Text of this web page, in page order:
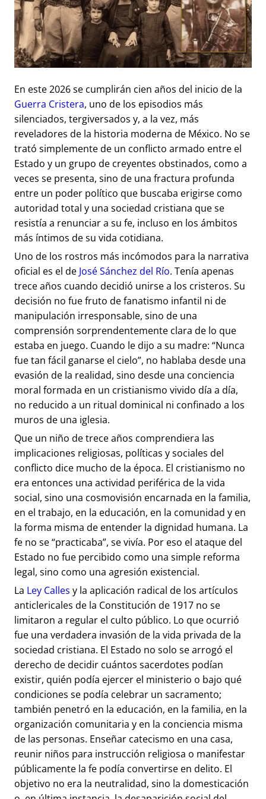
En este 2026 se cumplirán cien años del inicio de la
Guerra Cristera, uno de los episodios más
silenciados, tergiversados y, a la vez, más
reveladores de la historia moderna de México. No se
trató simplemente de un conflicto armado entre el
Estado y un grupo de creyentes obstinados, como a
veces se presenta, sino de una fractura profunda
entre un poder político que buscaba erigirse como
autoridad total y una sociedad cristiana que se
resistía a renunciar a su fe, incluso en los ámbitos
más íntimos de su vida cotidiana.
Uno de los rostros más incómodos para la narrativa
oficial es el de José Sánchez del Río. Tenía apenas
trece años cuando decidió unirse a los cristeros. Su
decisión no fue fruto de fanatismo infantil ni de
manipulación irresponsable, sino de una
comprensión sorprendentemente clara de lo que
estaba en juego. Cuando le dijo a su madre: “Nunca
fue tan fácil ganarse el cielo”, no hablaba desde una
evasión de la realidad, sino desde una conciencia
moral formada en un cristianismo vivido día a día,
no reducido a un ritual dominical ni confinado a los
muros de una iglesia.
Que un niño de trece años comprendiera las
implicaciones religiosas, políticas y sociales del
conflicto dice mucho de la época. El cristianismo no
era entonces una actividad periférica de la vida
social, sino una cosmovisión encarnada en la familia,
en el trabajo, en la educación, en la comunidad y en
la forma misma de entender la dignidad humana. La
fe no se “practicaba”, se vivía. Por eso el ataque del
Estado no fue percibido como una simple reforma
legal, sino como una agresión existencial.
La Ley Calles y la aplicación radical de los artículos
anticlericales de la Constitución de 1917 no se
limitaron a regular el culto público. Lo que ocurrió
fue una verdadera invasión de la vida privada de la
sociedad cristiana. El Estado no solo se arrogó el
derecho de decidir cuántos sacerdotes podían
existir, quién podía ejercer el ministerio o bajo qué
condiciones se podía celebrar un sacramento;
también penetró en la educación, en la familia, en la
organización comunitaria y en la conciencia misma
de las personas. Enseñar catecismo en una casa,
reunir niños para instrucción religiosa o manifestar
públicamente la fe podía convertirse en delito. El
objetivo no era la neutralidad, sino la domesticación